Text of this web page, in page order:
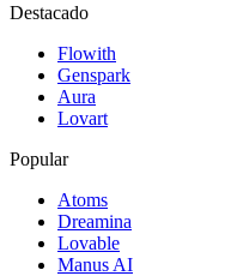
Destacado
Flowith
Genspark
Aura
Lovart
Popular
Atoms
Dreamina
Lovable
Manus AI